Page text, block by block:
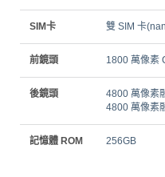
SIM卡 雙 SIM 卡
前鏡頭 1800 萬像素
後鏡頭
4800 萬像素
4800 萬像素
記憶體 ROM 256GB